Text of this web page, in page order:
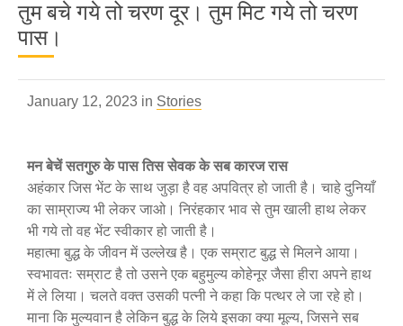
तुम बचे गये तो चरण दूर। तुम मिट गये तो चरण
पास।
January 12, 2023 in Stories
मन बेचें सतगुरु के पास तिस सेवक के सब कारज रास
अहंकार जिस भेंट के साथ जुड़ा है वह अपवित्र हो जाती है। चाहे दुनियाँ
का साम्राज्य भी लेकर जाओ। निरंहकार भाव से तुम खाली हाथ लेकर
भी गये तो वह भेंट स्वीकार हो जाती है।
महात्मा बुद्ध के जीवन में उल्लेख है। एक सम्राट बुद्ध से मिलने आया।
स्वभावतः सम्राट है तो उसने एक बहुमुल्य कोहेनूर जैसा हीरा अपने हाथ
में ले लिया। चलते वक्त उसकी पत्नी ने कहा कि पत्थर ले जा रहे हो।
माना कि मुल्यवान है लेकिन बुद्ध के लिये इसका क्या मूल्य, जिसने सब